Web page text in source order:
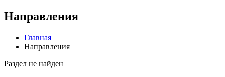
Направления
Главная
Направления
Раздел не найден